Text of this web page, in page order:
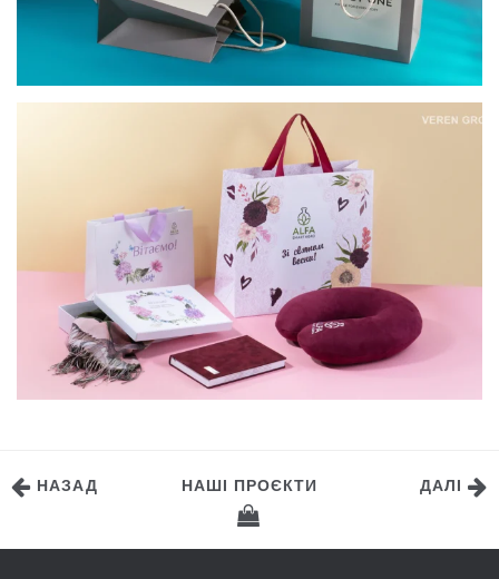
КОРПОРАТИВНІ ПОДАРУНКИ ДО 8 БЕРЕЗНЯ
НАЗАД НАШІ ПРОЄКТИ ДАЛІ